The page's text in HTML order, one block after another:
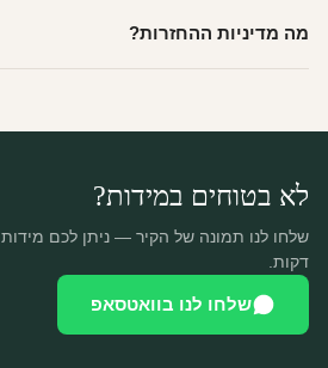
יוצאות באותו יום.
מה מדיניות ההחזרות?
לא בטוחים במידות?
שלחו לנו תמונה של הקיר — ניתן לכם מידות
דקות.
שלחו לנו בוואטסאפ